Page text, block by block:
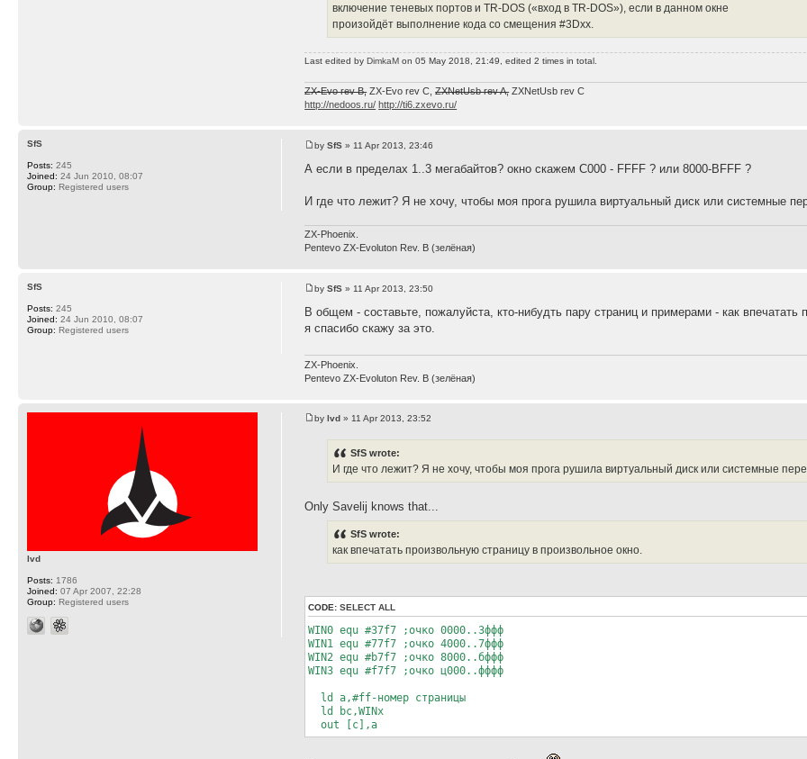
включение теневых портов и TR-DOS («вход в TR-DOS»), если в данном окне
произойдёт выполнение кода со смещения #3Dxx.
Last edited by DimkaM on 05 May 2018, 21:49, edited 2 times in total.
ZX-Evo rev B,ZX-Evo rev C,ZXNetUsb rev A,ZXNetUsb rev С
http://nedoos.ru/ http://ti6.zxevo.ru/
bySfS » 11 Apr 2013, 23:46
А если в пределах 1..3 мегабайтов? окно скажем С000 - FFFF ? или 8000-BFFF ?
И где что лежит? Я не хочу, чтобы моя прога рушила виртуальный диск или системные
ZX-Phoenix.
Pentevo ZX-Evoluton Rev. B (зелёная)
SfS
Posts: 245
Joined: 24 Jun 2010, 08:07
Group: Registered users
bySfS » 11 Apr 2013, 23:50
В общем - составьте, пожалуйста, кто-нибудть пару страниц и примерами - как
я спасибо скажу за это.
ZX-Phoenix.
Pentevo ZX-Evoluton Rev. B (зелёная)
SfS
Posts: 245
Joined: 24 Jun 2010, 08:07
Group: Registered users
bylvd » 11 Apr 2013, 23:52
SfS wrote:
И где что лежит? Я не хочу, чтобы моя прога рушила виртуальный диск или системные
Only Savelij knows that...
SfS wrote:
как впечатать произвольную страницу в произвольное окно.
CODE:SELECT ALL
WIN0 equ #37f7 ;очко 0000..3ффф
WIN1 equ #77f7 ;очко 4000..7ффф
WIN2 equ #b7f7 ;очко 8000..бффф
WIN3 equ #f7f7 ;очко ц000..фффф
ld a,#ff-номер страницы
ld bc,WINx
out [c],a
lvd
Posts: 1786
Joined: 07 Apr 2007, 22:28
Group: Registered users